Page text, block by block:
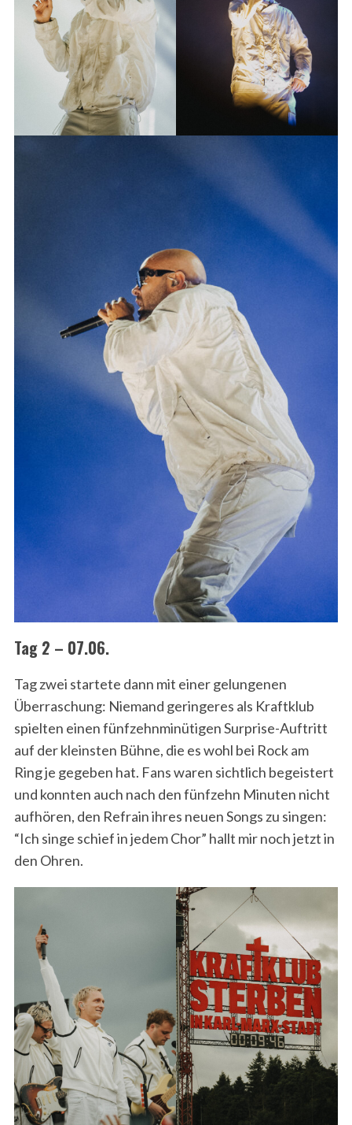
Tag 2 – 07.06.
Tag zwei startete dann mit einer gelungenen
Überraschung: Niemand geringeres als Kraftklub
spielten einen fünfzehnminütigen Surprise-Auftritt
auf der kleinsten Bühne, die es wohl bei Rock am
Ring je gegeben hat. Fans waren sichtlich begeistert
und konnten auch nach den fünfzehn Minuten nicht
aufhören, den Refrain ihres neuen Songs zu singen:
“Ich singe schief in jedem Chor” hallt mir noch jetzt in
den Ohren.